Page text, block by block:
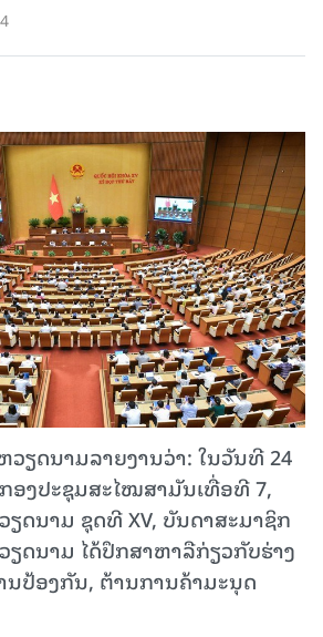
ວຽດນາມລາຍງານວ່າ: ໃນວັນທີ 24
ອງປະຊຸມສະໄໝສາມັນເທື່ອທີ 7,
ດນາມ ຊຸດທີ XV, ບັນດາສະມາຊິກ
ດນາມ ໄດ້ປຶກສາຫາລືກ່ຽວກັບຮ່າງ
ປ້ອງກັນ, ຕ້ານການຄ້າມະນຸດ